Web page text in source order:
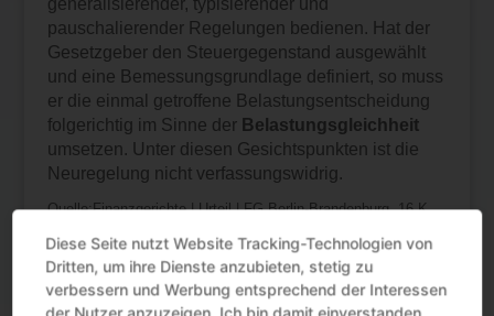
generalisierender, typisierender und
pauschalierender Regelungen bedienen. Hat der
Gesetzgeber den Steuergegenstand ausgewählt
und eine Bemessungsgrundlage definiert, so muss
er die einmal getroffene Belastungsentscheidung
folgerichtig im Sinne der Belastungsgleichheit
umsetzen. Unter diesen Gesichtspunkten ist die
Neuregelung nicht verfassungswidrig.
Quelle:Finanzgerichte | Urteil | FG Berlin-Brandenburg, 16 K
Diese Seite nutzt Website Tracking-Technologien von
Dritten, um ihre Dienste anzubieten, stetig zu
verbessern und Werbung entsprechend der Interessen
der Nutzer anzuzeigen. Ich bin damit einverstanden